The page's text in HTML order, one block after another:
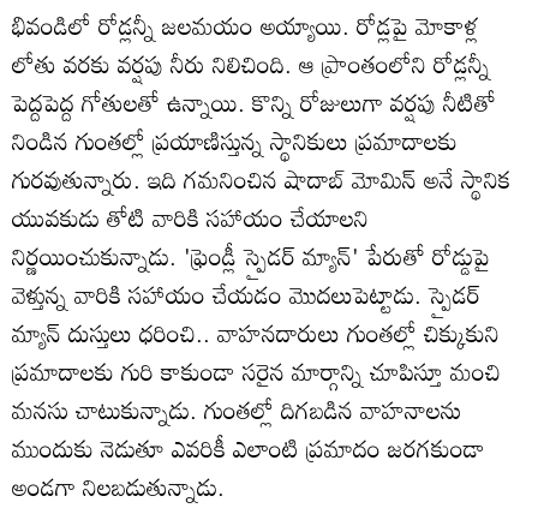
భివండిలో రోడ్లన్నీ జలమయం అయ్యాయి. రోడ్లపై మోకాళ్ల
లోతు వరకు వర్షపు నీరు నిలిచింది. ఆ ప్రాంతంలోని రోడ్లన్నీ
పెద్దపెద్ద గోతులతో ఉన్నాయి. కొన్ని రోజులుగా వర్షపు నీటితో
నిండిన గుంతల్లో ప్రయాణిస్తున్న స్థానికులు ప్రమాదాలకు
గురవుతున్నారు. ఇది గమనించిన షాదాబ్ మోమిన్ అనే స్థానిక
యువకుడు తోటి వారికి సహాయం చేయాలని
నిర్ణయించుకున్నాడు. 'ఫ్రెండ్లీ స్పైడర్ మ్యాన్' పేరుతో రోడ్డుపై
వెళ్తున్న వారికి సహాయం చేయడం మొదలుపెట్టాడు. స్పైడర్
మ్యాన్ దుస్తులు ధరించి.. వాహనదారులు గుంతల్లో చిక్కుకుని
ప్రమాదాలకు గురి కాకుండా సరైన మార్గాన్ని చూపిస్తూ మంచి
మనసు చాటుకున్నాడు. గుంతల్లో దిగబడిన వాహనాలను
ముందుకు నెడుతూ ఎవరికీ ఎలాంటి ప్రమాదం జరగకుండా
అండగా నిలబడుతున్నాడు.